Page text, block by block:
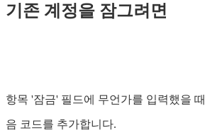
기존 계정을 잠그려면
항목 '잠금' 필드에 무언가를 입력했을
음 코드를 추가합니다.